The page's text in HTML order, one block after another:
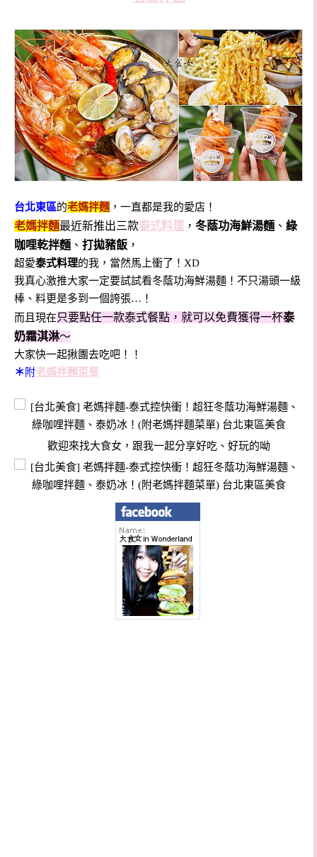
台北東區的老媽拌麵 ，一直都是我的愛店！
老媽拌麵最近新推出三款泰式料理 ， 冬蔭功海鮮湯麵 、 綠
咖哩乾拌麵 、 打拋豬飯 ，
超愛泰式料理的我，當然馬上衝了！XD
我真心激推大家一定要試試看冬蔭功海鮮湯麵！不只湯頭一級
棒、料更是多到一個誇張…！
而且現在只要點任一款泰式餐點，就可以免費獲得一杯泰
奶霜淇淋～
大家快一起揪團去吃吧！！
＊附老媽拌麵菜單
歡迎來找大食女，跟我一起分享好吃、好玩的呦